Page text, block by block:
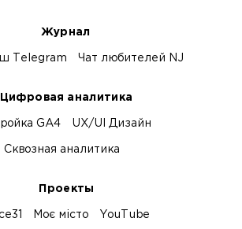
Журнал
Telegram Чат любителей NJ
Цифровая аналитика
GA4 UX/UI Дизайн
Сквозная аналитика
Проекты
Моє місто YouTube